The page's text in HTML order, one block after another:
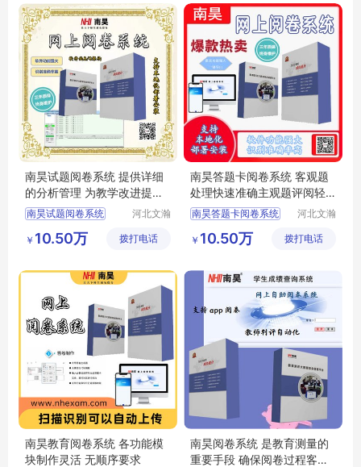
南昊试题阅卷系统 提供详细
的分析管理 为教学改进提供
依据
南昊试题阅卷系统
答题卡阅卷系统
计算机阅卷系统
河北文瀚
技发展有
￥ 10.50万 拨打电话
南昊答题卡阅卷系统 客观题
处理快速准确主观题评阅轻
松
南昊答题卡阅卷系统
教育阅卷系统
自动阅卷系统
河北文瀚
技发展有
￥ 10.50万 拨打电话
南昊教育阅卷系统 各功能模
块制作灵活 无顺序要求
南昊阅卷系统 是教育测量的
重要手段 确保阅卷过程客观